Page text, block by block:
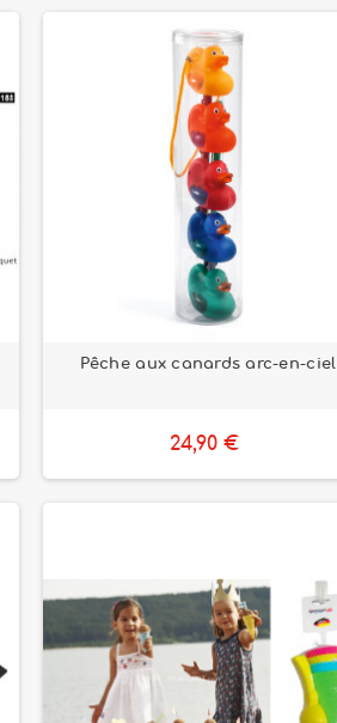
Pêche aux canards arc-en-ciel
24,90 €